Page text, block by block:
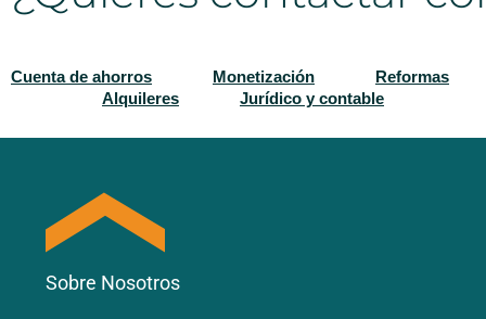
Cuenta de ahorros Monetización
Reformas
Alquileres
Jurídico y contable
Sobre Nosotros